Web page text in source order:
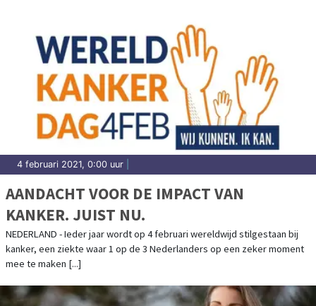
4 februari 2021, 0:00 uur
AANDACHT VOOR DE IMPACT VAN
KANKER. JUIST NU.
NEDERLAND - Ieder jaar wordt op 4 februari wereldwijd stilgestaan bij
kanker, een ziekte waar 1 op de 3 Nederlanders op een zeker moment
mee te maken [...]